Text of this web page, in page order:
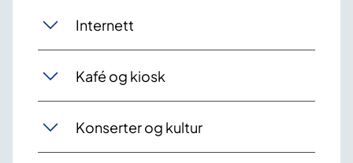
Internett
Kafé og kiosk
Konserter og kultur